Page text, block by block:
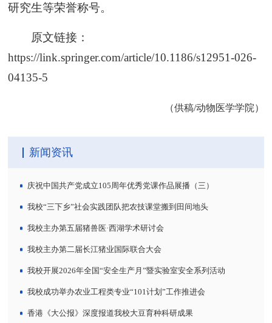
研究生等荣誉称号。
原文链接：
https://link.springer.com/article/10.1186/s12951-026-
04135-5
（供稿/动物医学学院）
新闻资讯
庆祝中国共产党成立105周年优秀党课作品展播（三）
我校“三下乡”社会实践团队把农技课堂搬到田间地头
我校主办第五届猪兽医·西湖学术研讨会
我校主办第二届长江猪业国际联合大会
我校开展2026年全国“安全生产月”暨实验室安全系列活动
我校成功举办农业工程类专业“101计划”工作推进会
香港《大公报》深度报道我校大豆育种科研成果